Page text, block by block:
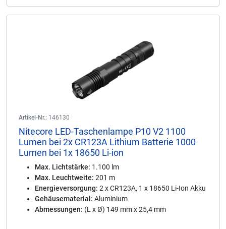
Artikel-Nr.: 146130
Nitecore LED-Taschenlampe P10 V2 1100
Lumen bei 2x CR123A Lithium Batterie 1000
Lumen bei 1x 18650 Li-ion
Max. Lichtstärke: 1.100 lm
Max. Leuchtweite: 201 m
Energieversorgung: 2 x CR123A, 1 x 18650 Li-Ion Akku
Gehäusematerial: Aluminium
Abmessungen: (L x Ø) 149 mm x 25,4 mm